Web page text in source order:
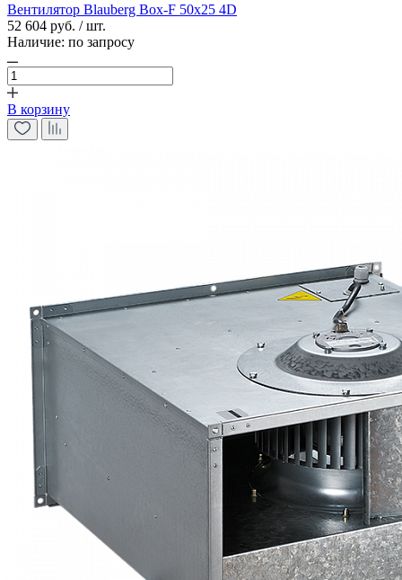
Вентилятор Blauberg Box-F 50х25 4D
52 604 руб. / шт.
Наличие: по запросу
В корзину